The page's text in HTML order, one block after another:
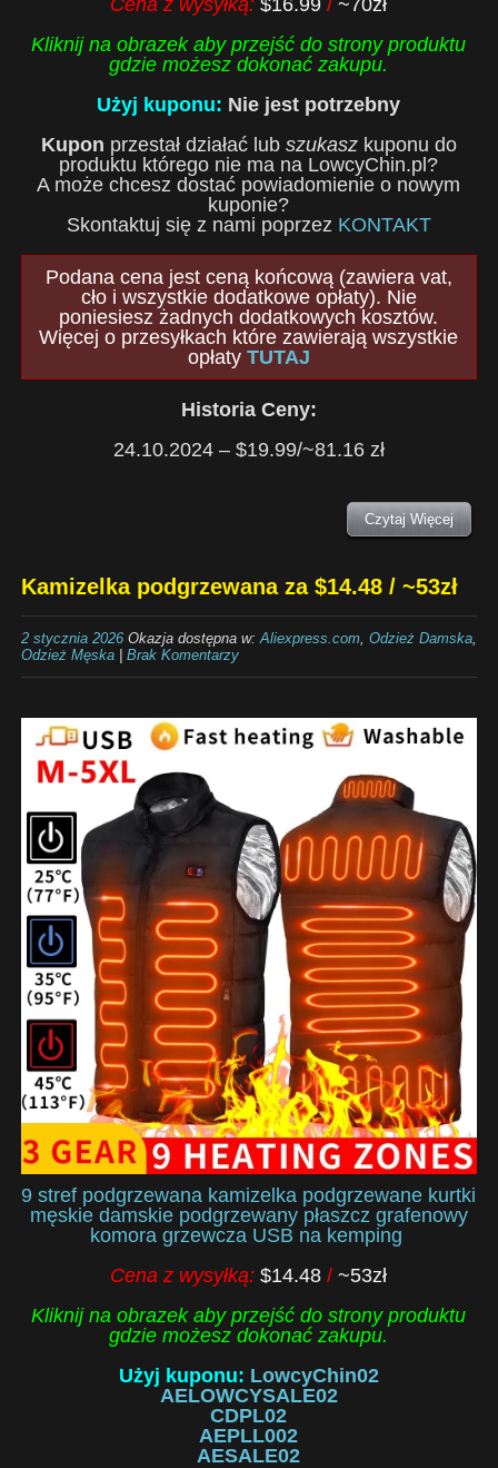
Kliknij na obrazek aby przejść do strony produktu
gdzie możesz dokonać zakupu.
Użyj kuponu: Nie jest potrzebny
Kupon przestał działać lub szukaszkuponu do
produktu którego nie ma na LowcyChin.pl?
A może chcesz dostać powiadomienie o nowym
kuponie?
Skontaktuj się z nami poprzez KONTAKT
Podana cena jest ceną końcową (zawiera vat,
cło i wszystkie dodatkowe opłaty). Nie
poniesiesz żadnych dodatkowych kosztów.
Więcej o przesyłkach które zawierają wszystkie
opłaty TUTAJ
Historia Ceny:
24.10.2024 – $19.99/~81.16 zł
Czytaj Więcej
Kamizelka podgrzewana za $14.48 / ~53zł
2 stycznia 2026Okazja dostępna w: Aliexpress.com, Odzież Damska,
Odzież Męska| Brak Komentarzy
9 stref podgrzewana kamizelka podgrzewane kurtki
męskie damskie podgrzewany płaszcz grafenowy
komora grzewcza USB na kemping
Cena z wysyłką:$14.48/~53zł
Kliknij na obrazek aby przejść do strony produktu
gdzie możesz dokonać zakupu.
Użyj kuponu: LowcyChin02
AELOWCYSALE02
CDPL02
AEPLL002
AESALE02